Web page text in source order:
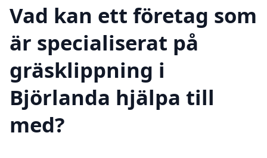
Vad kan ett företag som
är specialiserat på
gräsklippning i
Björlanda hjälpa till
med?